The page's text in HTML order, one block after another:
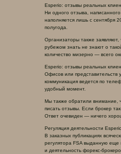
Esperio: отзывы реальных
Ни одного отзыва,
наполняется лишь с сентября
полугода.
Организаторы также
рубежом знать не знают о
количество мизерно — всего
Esperio: отзывы реальных
Офисов или
коммуникация ведется по
удобный момент.
Мы также обратили внимание,
писать отзывы. Если брокер
Ответ очевиден — ничего
Регуляция деятельности
В заказных публикациях
регулятора FSA выданную еще
и деятельность форекс-